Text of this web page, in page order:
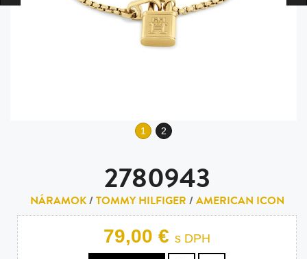
1 2
2780943
NÁRAMOK/TOMMY HILFIGER /AMERICAN ICON
79,00 € s DPH